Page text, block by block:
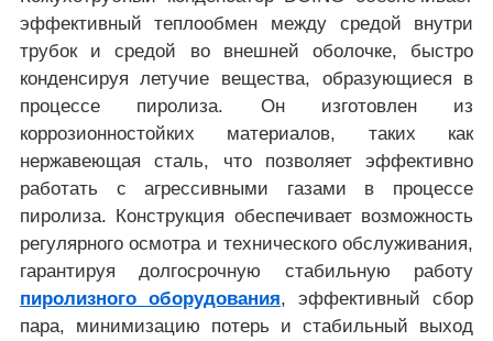
эффективный теплообмен между средой внутри
трубок и средой во внешней оболочке, быстро
конденсируя летучие вещества, образующиеся в
процессе пиролиза. Он изготовлен из
коррозионностойких материалов, таких как
нержавеющая сталь, что позволяет эффективно
работать с агрессивными газами в процессе
пиролиза. Конструкция обеспечивает возможность
регулярного осмотра и технического обслуживания,
гарантируя долгосрочную стабильную работу
пиролизного оборудования, эффективный сбор
пара, минимизацию потерь и стабильный выход